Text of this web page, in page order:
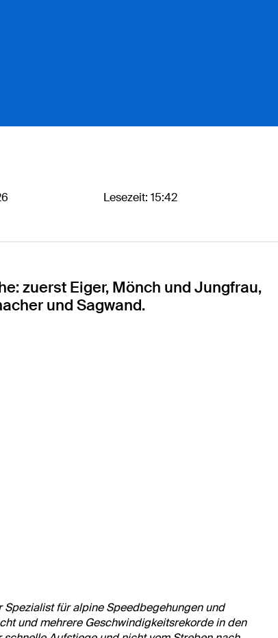
Lesezeit: 15:42
zuerst Eiger, Mönch und Jungfrau,
und Sagwand.
für alpine Speedbegehungen und
und mehrere Geschwindigkeitsrekorde in den